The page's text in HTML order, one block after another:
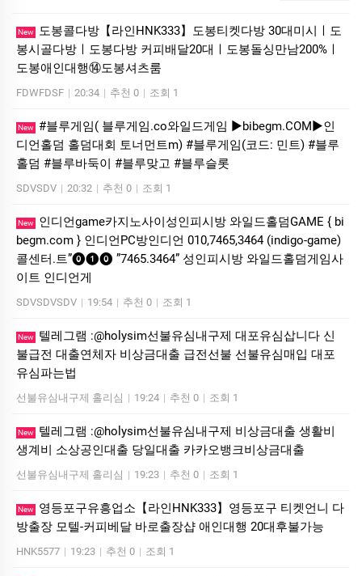
New
도봉콜다방【라인HNK333】도봉티켓다방 30대미시ㅣ도
봉시골다방ㅣ도봉다방 커피배달20대ㅣ도봉돌싱만남200%ㅣ
도봉애인대행⑭도봉셔츠룸
FDWFDSF | 20:34 | 추천 0 | 조회 1
New #블루게임( 블루게임.co와일드게임 ▶bibegm.COM▶인
디언홀덤 홀덤대회 토너먼트m) #블루게임(코드: 민트) #블루
홀덤 #블루바둑이 #블루맞고 #블루슬롯
SDVSDV | 20:32 | 추천 0 | 조회 1
New
인디언game카­지노사이성인피시방 와일드홀덤GAME { bi
begm.com } 인디언PC방인디언 010,7465,3464 (indigo-game)
콜센터.트”⓿❶⓿ ”7465.3464” 성인피시방 와일드홀덤게임사
이트 인디언게
SDVSDVSDV | 19:54 | 추천 0 | 조회 1
New
텔레그램 :@holysim선불유심내구제 대포유심삽니다 신
불급전 대출연체자 비상금대출 급전선불 선불유심매입 대포
유심파는법
선불유심내구제 홀리심 | 19:24 | 추천 0 | 조회 1
New
텔레그램 :@holysim선불유심내구제 비상금대출 생활비
생계비 소상공인대출 당일대출 카카오뱅크비상금대출
선불유심내구제 홀리심 | 19:23 | 추천 0 | 조회 1
New
영등포구유흥업소【라인HNK333】영등포구 티켓언니 다
방출장 모텔-커피베달 바로출장샵 애인대행 20대후불가능
HNK5577 | 19:23 | 추천 0 | 조회 1